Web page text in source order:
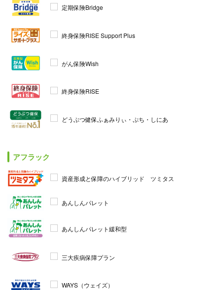
定期保険Bridge
終身保険RISE Support Plus
がん保険Wish
終身保険RISE
どうぶつ健保ふぁみりぃ・ぷち・しにあ
アフラック
資産形成と保障のハイブリッド ツミタス
あんしんパレット
あんしんパレット緩和型
三大疾病保障プラン
WAYS（ウェイズ）